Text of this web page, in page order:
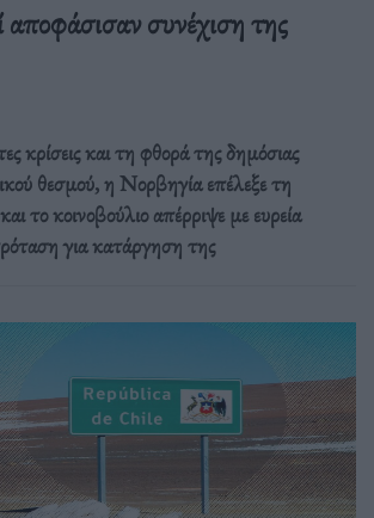
συνέχιση της
κρίσεις και τη φθορά της δημόσιας
θεσμού, η Νορβηγία επέλεξε τη
το κοινοβούλιο απέρριψε με ευρεία
για κατάργηση της